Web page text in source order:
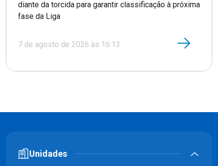
diante da torcida para garantir classificação à próxima
fase da Liga
7 de agosto de 2026 às 16:13
Unidades